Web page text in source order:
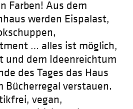
Farben! Aus dem
werden Eispalast,
… alles ist möglich,
und dem Ideenreichtum
des Tages das Haus
Bücherregal verstauen.
vegan,